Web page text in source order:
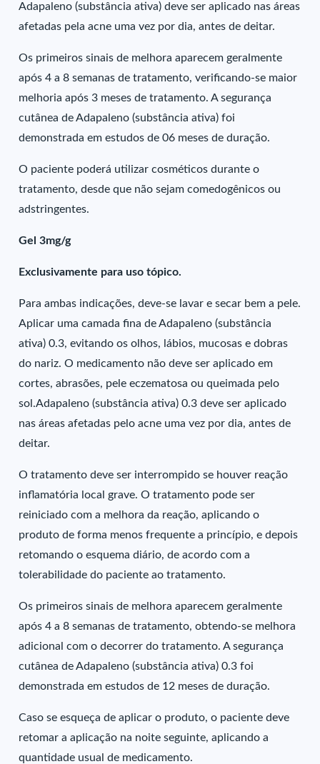
Adapaleno (substância ativa) deve ser aplicado nas áreas
afetadas pela acne uma vez por dia, antes de deitar.
Os primeiros sinais de melhora aparecem geralmente
após 4 a 8 semanas de tratamento, verificando-se maior
melhoria após 3 meses de tratamento. A segurança
cutânea de Adapaleno (substância ativa) foi
demonstrada em estudos de 06 meses de duração.
O paciente poderá utilizar cosméticos durante o
tratamento, desde que não sejam comedogênicos ou
adstringentes.
Gel 3mg/g
Exclusivamente para uso tópico.
Para ambas indicações, deve-se lavar e secar bem a pele.
Aplicar uma camada fina de Adapaleno (substância
ativa) 0.3, evitando os olhos, lábios, mucosas e dobras
do nariz. O medicamento não deve ser aplicado em
cortes, abrasões, pele eczematosa ou queimada pelo
sol.Adapaleno (substância ativa) 0.3 deve ser aplicado
nas áreas afetadas pelo acne uma vez por dia, antes de
deitar.
O tratamento deve ser interrompido se houver reação
inflamatória local grave. O tratamento pode ser
reiniciado com a melhora da reação, aplicando o
produto de forma menos frequente a princípio, e depois
retomando o esquema diário, de acordo com a
tolerabilidade do paciente ao tratamento.
Os primeiros sinais de melhora aparecem geralmente
após 4 a 8 semanas de tratamento, obtendo-se melhora
adicional com o decorrer do tratamento. A segurança
cutânea de Adapaleno (substância ativa) 0.3 foi
demonstrada em estudos de 12 meses de duração.
Caso se esqueça de aplicar o produto, o paciente deve
retomar a aplicação na noite seguinte, aplicando a
quantidade usual de medicamento.